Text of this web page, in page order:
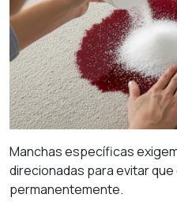
Manchas específicas
direcionadas para evitar
permanentemente.